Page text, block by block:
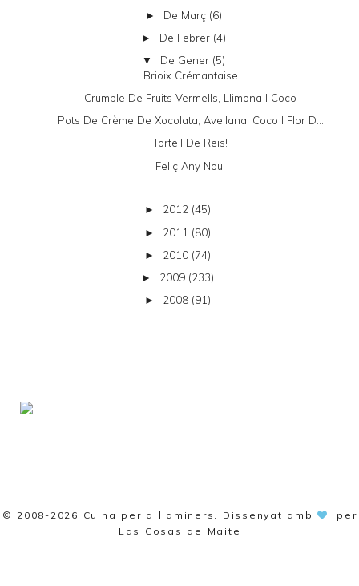
► De Març (6)
► De Febrer (4)
▼ De Gener (5)
Brioix Crémantaise
Crumble De Fruits Vermells, Llimona I Coco
Pots De Crème De Xocolata, Avellana, Coco I Flor D...
Tortell De Reis!
Feliç Any Nou!
► 2012 (45)
► 2011 (80)
► 2010 (74)
► 2009 (233)
► 2008 (91)
© 2008-2026 Cuina per a llaminers . Dissenyat amb
per
Las Cosas de Maite